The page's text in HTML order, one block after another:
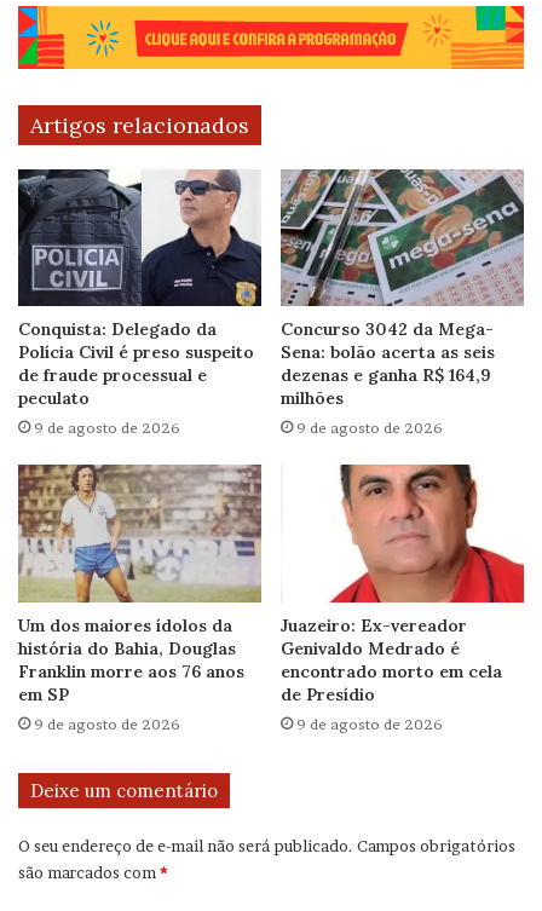
Artigos relacionados
Conquista: Delegado da
Polícia Civil é preso suspeito
de fraude processual e
peculato
9 de agosto de 2026
Concurso 3042 da Mega-
Sena: bolão acerta as seis
dezenas e ganha R$ 164,9
milhões
9 de agosto de 2026
Um dos maiores ídolos da
história do Bahia, Douglas
Franklin morre aos 76 anos
em SP
9 de agosto de 2026
Juazeiro: Ex-vereador
Genivaldo Medrado é
encontrado morto em cela
de Presídio
9 de agosto de 2026
Deixe um comentário
O seu endereço de e-mail não será publicado. Campos obrigatórios
são marcados com *